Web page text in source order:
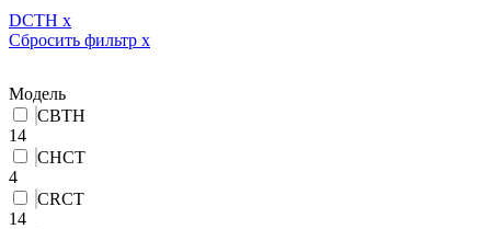
DCTH x
Сбросить фильтр x
Модель
CBTH
14
CHCT
4
CRCT
14